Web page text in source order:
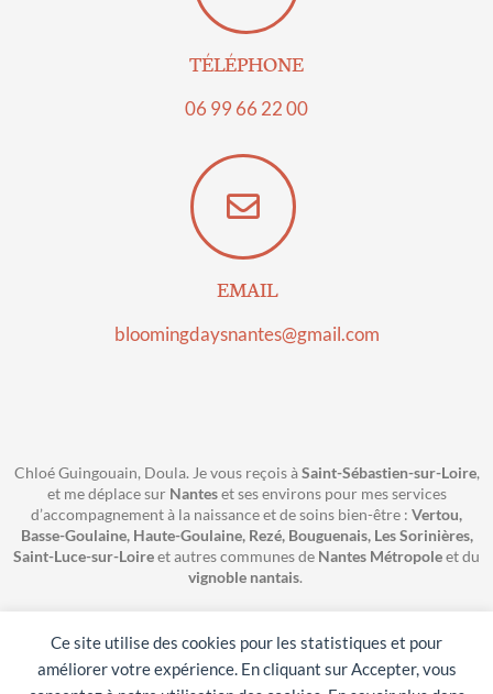
Ce site utilise des cookies pour les statistiques et pour
améliorer votre expérience. En cliquant sur Accepter, vous
TÉLÉPHONE
06 99 66 22 00​
EMAIL
bloomingdaysnantes@gmail.com
Chloé Guingouain, Doula. Je vous reçois àSaint-Sébastien-sur-Loire,
et me déplace sur Nanteset ses environs pour mes services
d’accompagnement à la naissance et de soins bien-être : Vertou,
Basse-Goulaine, Haute-Goulaine, Rezé, Bouguenais, Les Sorinières,
Saint-Luce-sur-Loireet autres communes de Nantes Métropoleet du
vignoble nantais.
Site web réalisé parMarie Lecompte Douillard